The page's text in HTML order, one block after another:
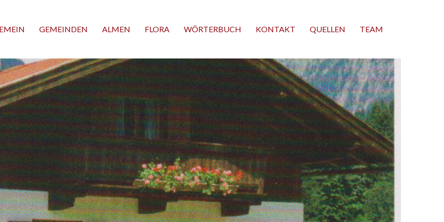
GEMEINDEN ALMEN FLORA WÖRTERBUCH KONTAKT QUELLEN TEAM